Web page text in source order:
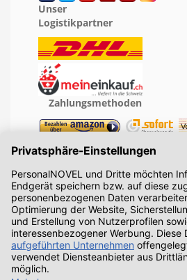
Unser
Logistikpartner
Zahlungsmethoden
Geprüfte Leistung
Recht